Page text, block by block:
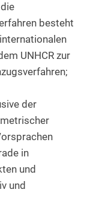
besteht
UNHCR zur
der
in
und
und